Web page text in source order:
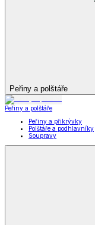
Peřiny a polštáře
Peřiny a polštáře
Peřiny a přikrývky
Polštáře a podhlavníky
Soupravy